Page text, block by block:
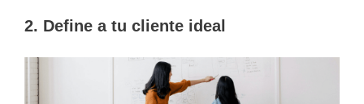
2. Define a tu cliente ideal